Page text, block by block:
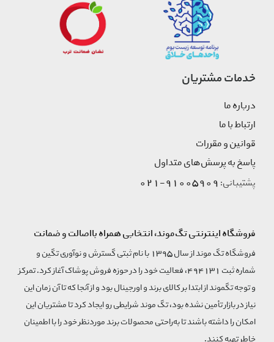
خدمات مشتریان
درباره ما
ارتباط با ما
قوانین و مقررات
پاسخ به پرسش‌های متداول
پشتیبانی:91005909-021
فروشگاه اینترنتی تگ‌موند، انتخابی همراه بااصالت و ضمانت
فروشگاه تگ موند از سال 1395 با نام ثبتی گسترش و نوآوری تگین و
شماره ثبت 494131، فعالیت خود را در حوزه فروش پوشاک آغاز کرد. تمرکز
و توجه تگموند از ابتدا بر کالای برند و اورجینال بود و از آنجا که تا آن زمان این
نیاز در بازار تأمین نشده بود، تگ موند شرایطی رو ایجاد کرد تا مشتریان این
امکان را داشته باشند تا به‌راحتی محصولات برند مورد‌نظر خود را با اطمینان